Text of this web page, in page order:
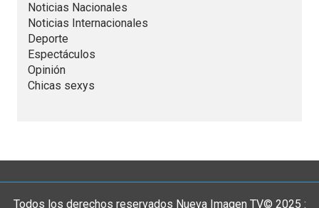
Noticias Nacionales
Noticias Internacionales
Deporte
Espectáculos
Opinión
Chicas sexys
Todos los derechos reservados Nueva Imagen TV© 2025 :